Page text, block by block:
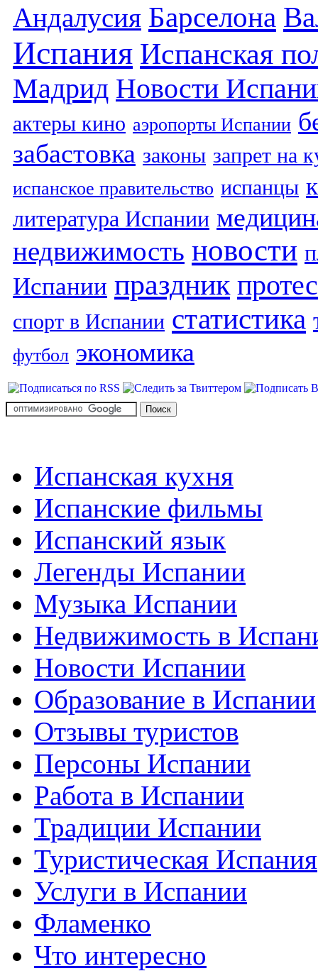
Андалусия Барселона
Испания Испанская
Мадрид Новости
актеры кино аэропорты Испании
забастовка законы запрет на
испанское правительство испанцы
литература Испании
недвижимость новости
Испании праздник
спорт в Испании статистика
футбол экономика
Испанская кухня
Испанские фильмы
Испанский язык
Легенды Испании
Музыка Испании
Недвижимость в
Новости Испании
Образование в Испании
Отзывы туристов
Персоны Испании
Работа в Испании
Традиции Испании
Туристическая Испания
Услуги в Испании
Фламенко
Что интересно